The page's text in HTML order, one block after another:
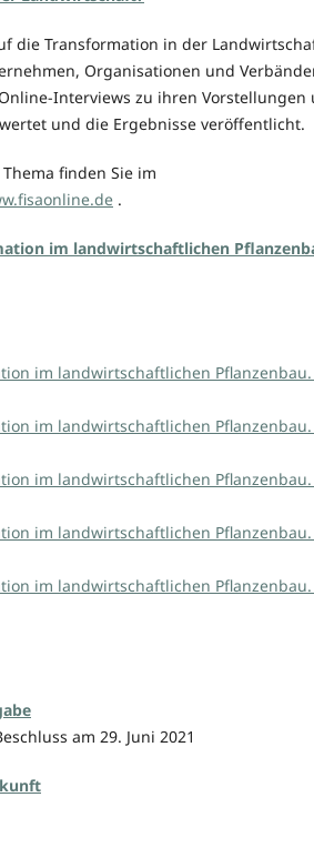
die Transformation in der
Organisationen und
Interviews zu ihren Vorstellungen
und die Ergebnisse veröffentlicht.
finden Sie im
.
im landwirtschaftlichen
im landwirtschaftlichen
im landwirtschaftlichen
im landwirtschaftlichen
im landwirtschaftlichen
im landwirtschaftlichen
am 29. Juni 2021